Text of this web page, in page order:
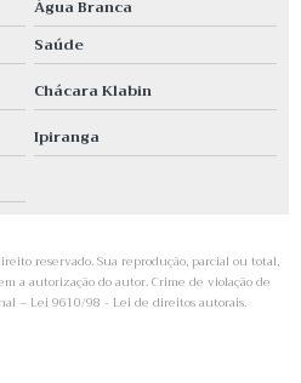
Água Branca
Saúde
Chácara Klabin
Ipiranga
reservado. Sua reprodução, parcial ou total,
a autorização do autor. Crime de violação de
– Lei 9610/98 - Lei de direitos autorais.